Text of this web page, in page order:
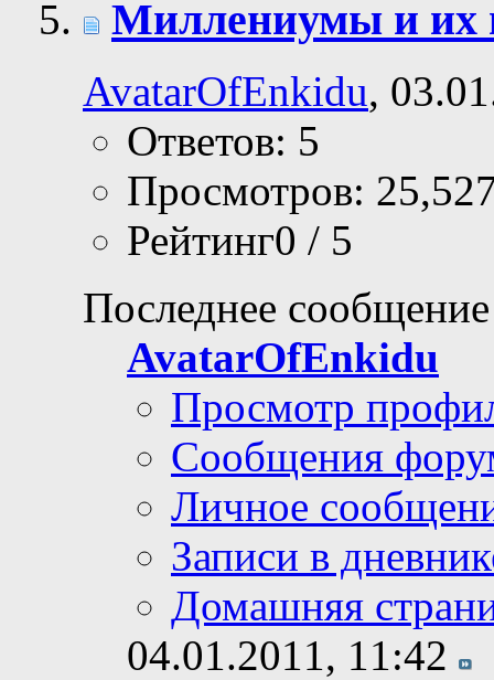
Миллениумы и их
AvatarOfEnkidu,
Ответов: 5
Просмотров:
Рейтинг0 / 5
Последнее
AvatarOfEnkidu
Просмотр
Сообщения
Личное
Записи в
Домашняя
04.01.2011, 11:42